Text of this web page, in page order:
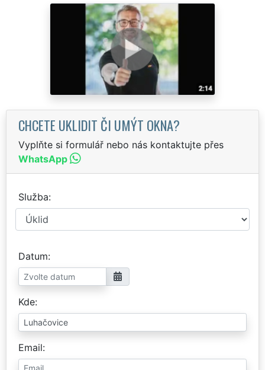
CHCETE UKLIDIT ČI UMÝT OKNA?
Vyplňte si formulář nebo nás kontaktujte přes
WhatsApp
Služba
Datum
Kde
Email